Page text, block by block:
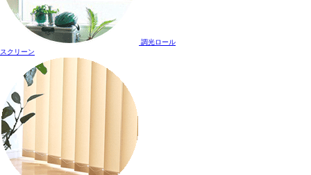
調光ロール
スクリーン